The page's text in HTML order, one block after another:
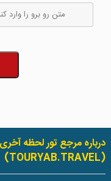
درباره مرجع تور لحظه
(TOURYAB.TRAVEL)